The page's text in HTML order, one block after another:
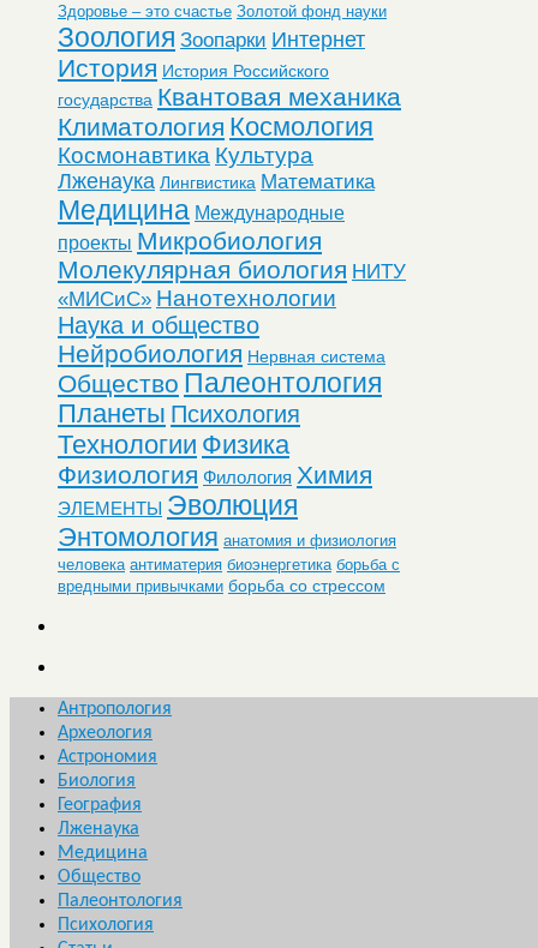
Здоровье – это счастье Золотой фонд науки
Зоология Зоопарки Интернет
История История Российского
государства Квантовая механика
Климатология Космология
Космонавтика Культура
Лженаука Лингвистика Математика
Медицина Международные
проекты Микробиология
Молекулярная биология НИТУ
«МИСиС» Нанотехнологии
Наука и общество
Нейробиология Нервная система
Общество Палеонтология
Планеты Психология
Технологии Физика
Физиология Филология Химия
ЭЛЕМЕНТЫ Эволюция
Энтомология анатомия и физиология
человека антиматерия биоэнергетика борьба с
вредными привычками борьба со стрессом
Антропология
Археология
Астрономия
Биология
География
Лженаука
Медицина
Общество
Палеонтология
Психология